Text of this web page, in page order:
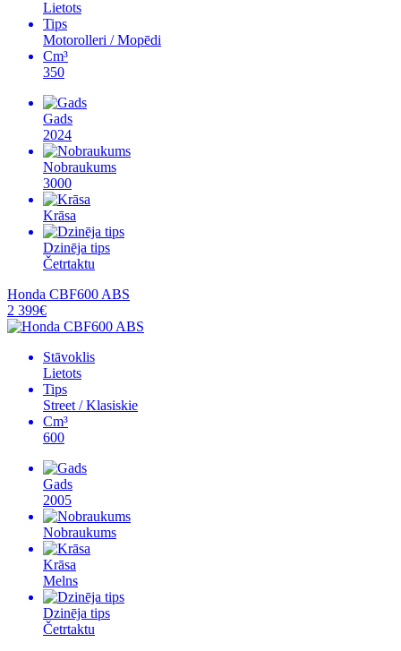
Lietots
Tips
Motorolleri / Mopēdi
Cm³
350
Gads
2024
Nobraukums
3000
Krāsa
Dzinēja tips
Četrtaktu
Honda CBF600 ABS
2 399€
Stāvoklis
Lietots
Tips
Street / Klasiskie
Cm³
600
Gads
2005
Nobraukums
Krāsa
Melns
Dzinēja tips
Četrtaktu